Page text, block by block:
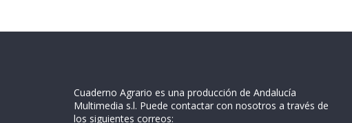
Cuaderno Agrario es una producción de Andalucía
Multimedia s.l. Puede contactar con nosotros a través de
los siguientes correos: